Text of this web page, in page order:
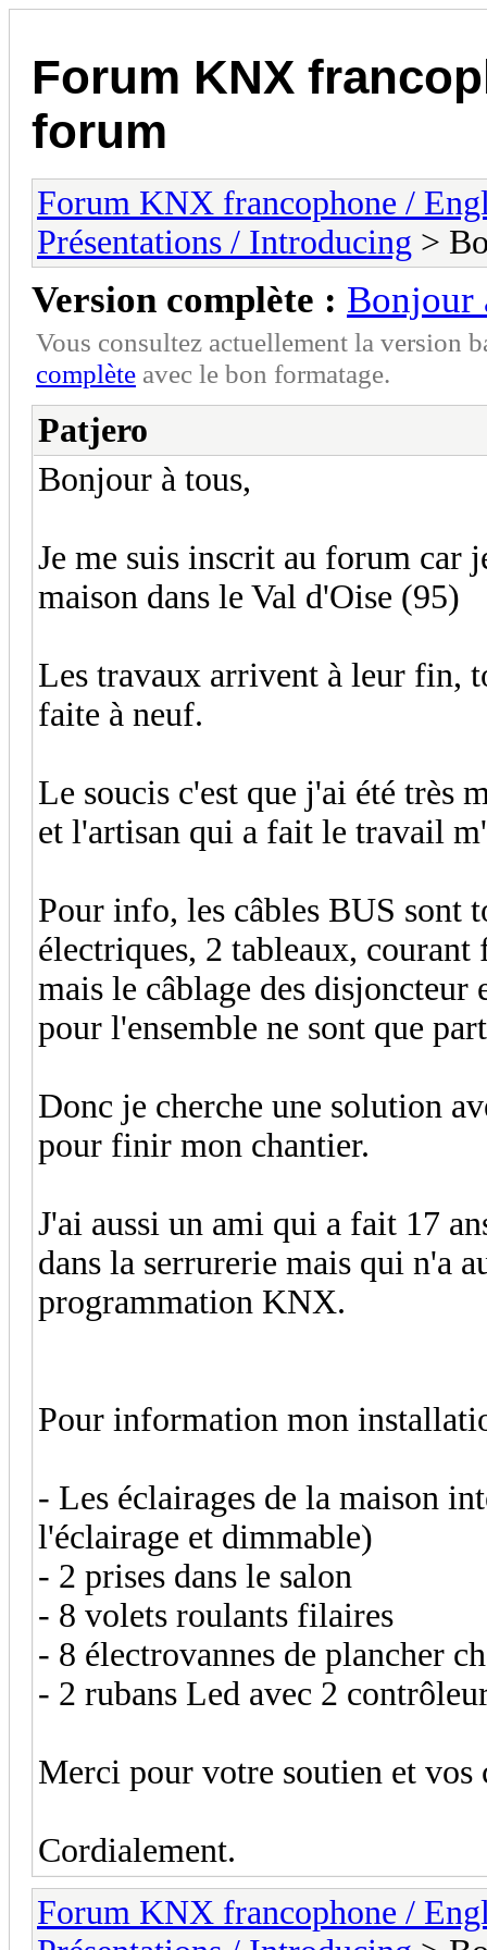
Forum KNX
forum
Forum KNX francophone /
Présentations / Introducing >
Version complète : Bonjour
Vous consultez actuellement la version
complète avec le bon formatage.
Patjero
Bonjour à tous,
Je me suis inscrit au forum car
maison dans le Val d'Oise (95)
Les travaux arrivent à leur fin,
faite à neuf.
Le soucis c'est que j'ai été très
et l'artisan qui a fait le travail
Pour info, les câbles BUS sont
électriques, 2 tableaux,
mais le câblage des
pour l'ensemble ne sont que
Donc je cherche une solution
pour finir mon chantier.
J'ai aussi un ami qui a fait 17
dans la serrurerie mais qui n'a
programmation KNX.
Pour information mon
- Les éclairages de la maison
l'éclairage et dimmable)
- 2 prises dans le salon
- 8 volets roulants filaires
- 8 électrovannes de plancher
- 2 rubans Led avec 2
Merci pour votre soutien et vos
Cordialement.
Forum KNX francophone /